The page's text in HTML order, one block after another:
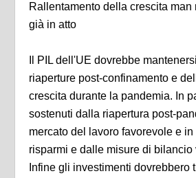
Rallentamento della crescita
già in atto
Il PIL dell'UE dovrebbe
riaperture post-confinamento e
crescita durante la pandemia. In
sostenuti dalla riapertura post-
mercato del lavoro favorevole e
risparmi e dalle misure di
Infine gli investimenti